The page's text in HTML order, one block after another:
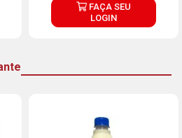
FAÇA SEU
LOGIN